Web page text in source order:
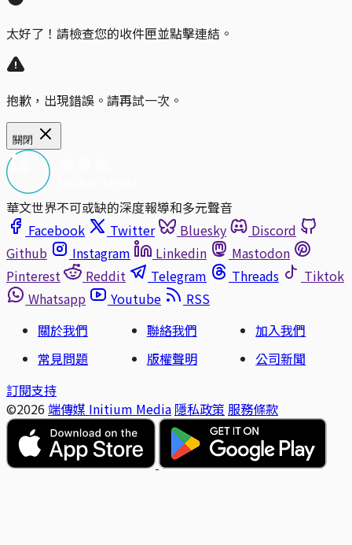
太好了！請檢查您的收件匣並點擊連結。
抱歉，出現錯誤。請再試一次。
關閉
華文世界不可或缺的深度報導和多元聲音
Facebook
Twitter Bluesky
Discord
Github
Instagram Linkedin
Mastodon
Pinterest
Reddit Telegram Threads
Tiktok
Whatsapp
Youtube
RSS
關於我們
聯絡我們
加入我們
常見問題
版權聲明
公司新聞
訂閱支持
©2026 端傳媒 Initium Media 隱私政策 服務條款